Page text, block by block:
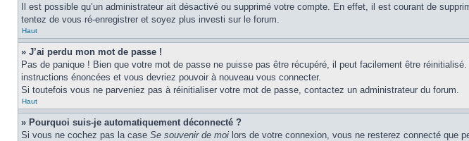
Il est possible qu’un administrateur ait désactivé ou supprimé votre compte. En effet, il est courant de
tentez de vous ré-enregistrer et soyez plus investi sur le forum.
Haut
» J’ai perdu mon mot de passe !
Pas de panique ! Bien que votre mot de passe ne puisse pas être récupéré, il peut facilement être
instructions énoncées et vous devriez pouvoir à nouveau vous connecter.
Si toutefois vous ne parveniez pas à réinitialiser votre mot de passe, contactez un administrateur du forum.
Haut
» Pourquoi suis-je automatiquement déconnecté ?
Si vous ne cochez pas la case Se souvenir de moi lors de votre connexion, vous ne resterez connecté que